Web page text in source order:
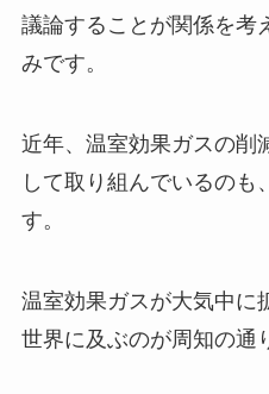
議論することが関係を考
みです。
近年、温室効果ガスの削
して取り組んでいるのも
す。
温室効果ガスが大気中に
世界に及ぶのが周知の通